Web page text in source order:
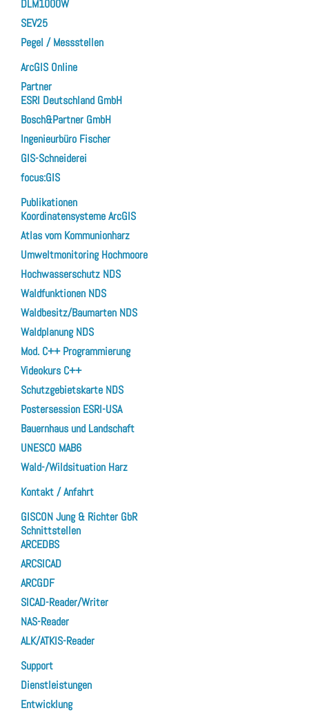
DLM1000W
SEV25
Pegel / Messstellen
ArcGIS Online
Partner
ESRI Deutschland GmbH
Bosch&Partner GmbH
Ingenieurbüro Fischer
GIS-Schneiderei
focus:GIS
Publikationen
Koordinatensysteme ArcGIS
Atlas vom Kommunionharz
Umweltmonitoring Hochmoore
Hochwasserschutz NDS
Waldfunktionen NDS
Waldbesitz/Baumarten NDS
Waldplanung NDS
Mod. C++ Programmierung
Videokurs C++
Schutzgebietskarte NDS
Postersession ESRI-USA
Bauernhaus und Landschaft
UNESCO MAB6
Wald-/Wildsituation Harz
Kontakt / Anfahrt
GISCON Jung & Richter GbR
Schnittstellen
ARCEDBS
ARCSICAD
ARCGDF
SICAD-Reader/Writer
NAS-Reader
ALK/ATKIS-Reader
Support
Dienstleistungen
Entwicklung